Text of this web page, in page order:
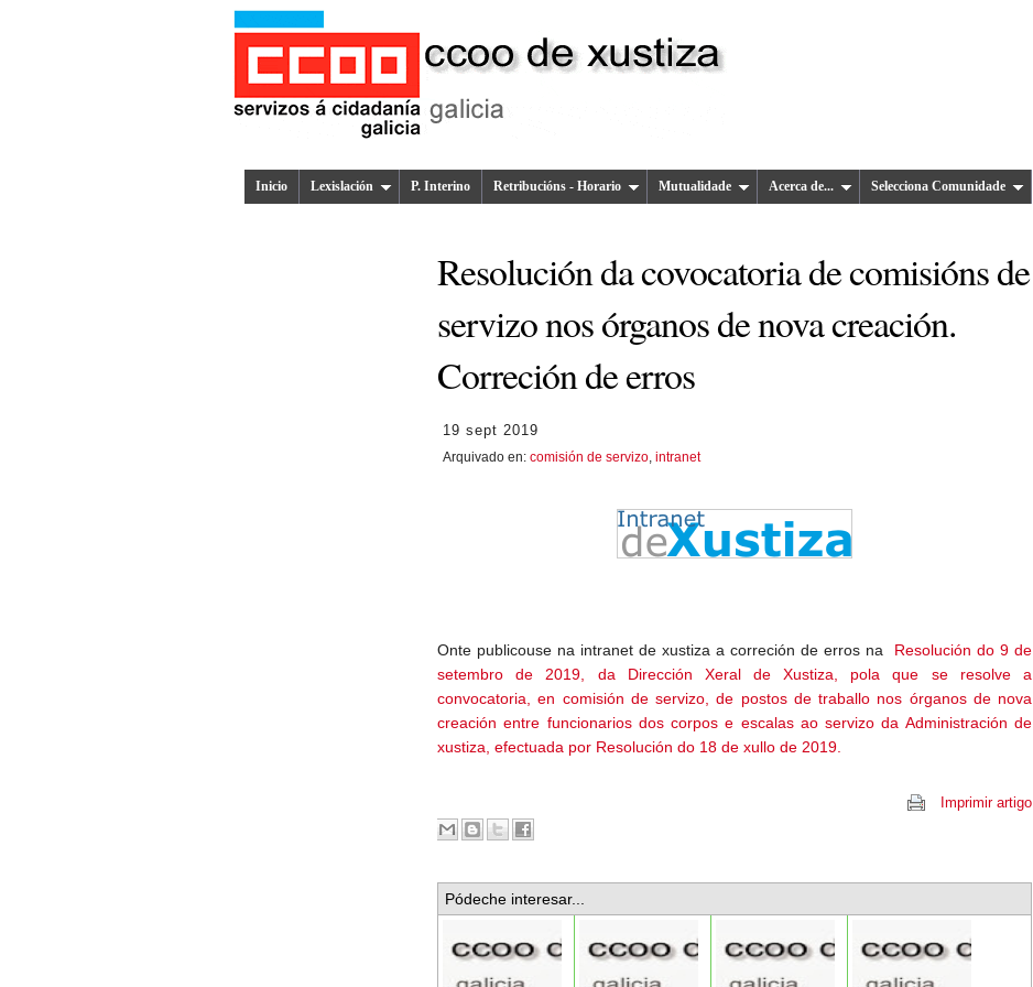
Inicio Lexislación P. Interino Retribucións - Horario Mutualidade Acerca de... Selecciona Comunidade
Resolución da covocatoria de comisións de
servizo nos órganos de nova creación.
Correción de erros
19 sept 2019
Arquivado en: comisión de servizo intranet
Onte publicouse na intranet de xustiza a correción de erros na Resolución do 9 de
setembro de 2019, da Dirección Xeral de Xustiza, pola que se resolve a
convocatoria, en comisión de servizo, de postos de traballo nos órganos de nova
creación entre funcionarios dos corpos e escalas ao servizo da Administración de
xustiza, efectuada por Resolución do 18 de xullo de 2019.
Imprimir artigo
Pódeche interesar...